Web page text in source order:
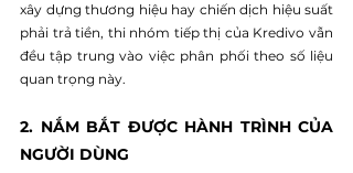
xây dựng thương hiệu hay chiến dịch hiệu suất
phải trả tiền, thi nhóm tiếp thị của Kredivo vẫn
đều tập trung vào việc phân phối theo số liệu
quan trọng này.
2. NẮM BẮT ĐƯỢC HÀNH TRÌNH CỦA
NGƯỜI DÙNG